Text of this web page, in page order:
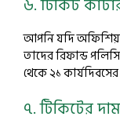
৬. টিকিট
আপনি যদি
তাদের রিফান্ড
থেকে ২১
৭. টিকিটের